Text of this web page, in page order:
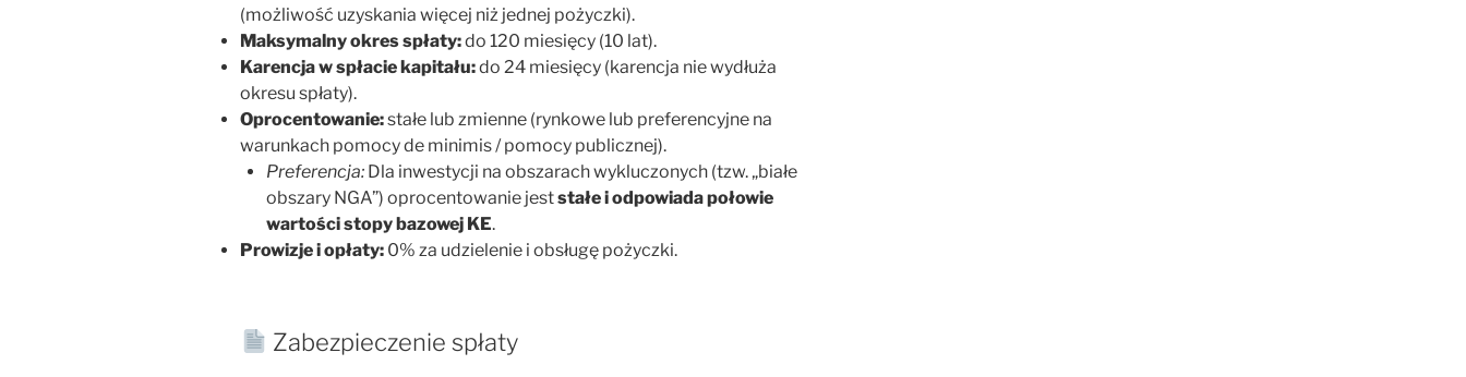
(możliwość uzyskania więcej niż jednej pożyczki).
Maksymalny okres spłaty:do 120 miesięcy (10 lat).
Karencja w spłacie kapitału:do 24 miesięcy (karencja nie wydłuża
okresu spłaty).
Oprocentowanie:stałe lub zmienne (rynkowe lub preferencyjne na
warunkach pomocy de minimis / pomocy publicznej).
Preferencja: Dla inwestycji na obszarach wykluczonych (tzw. „białe
obszary NGA”) oprocentowanie jeststałe i odpowiada połowie
wartości stopy bazowej KE.
Prowizje i opłaty: 0% za udzielenie i obsługę pożyczki.
Zabezpieczenie spłaty